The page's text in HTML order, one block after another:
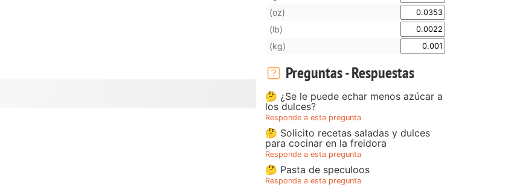
(oz)
(lb)
(kg)
Preguntas - Respuestas
🤔 ¿Se le puede echar menos azúcar a
los dulces?
Responde a esta pregunta
🤔 Solicito recetas saladas y dulces
para cocinar en la freidora
Responde a esta pregunta
🤔 Pasta de speculoos
Responde a esta pregunta